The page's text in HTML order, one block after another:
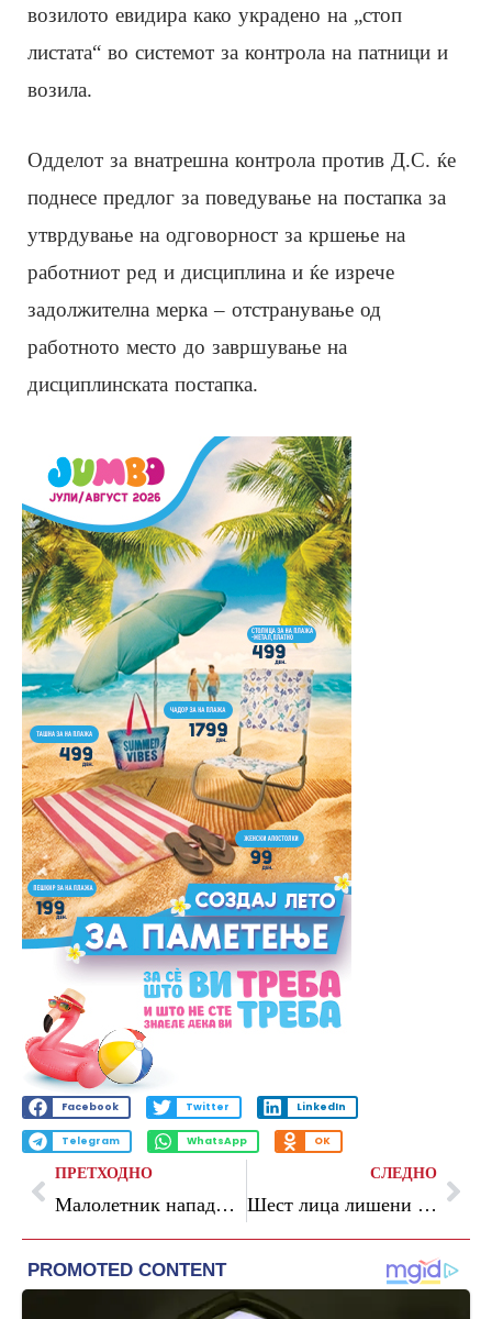
возилото евидира како украдено на „стоп
листата“ во системот за контрола на патници и
возила.
Одделот за внатрешна контрола против Д.С. ќе
поднесе предлог за поведување на постапка за
утврдување на одговорност за кршење на
работниот ред и дисциплина и ќе изрече
задолжителна мерка – отстранување од
работното место до завршување на
дисциплинската постапка.
Facebook Twitter LinkedIn
Telegram WhatsApp OK
ПРЕТХОДНО
Малолетник нападнат во Градскиот парк во Скопје
СЛЕДНО
Шест лица лишени од слобода, вкупно седум пријави за семејно насилство во последното деноноќие